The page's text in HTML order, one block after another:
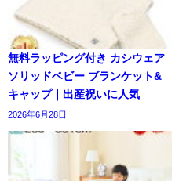
無料ラッピング付き カシウェア
ソリッドベビー ブランケット&
キャップ｜出産祝いに人気
2026年6月28日